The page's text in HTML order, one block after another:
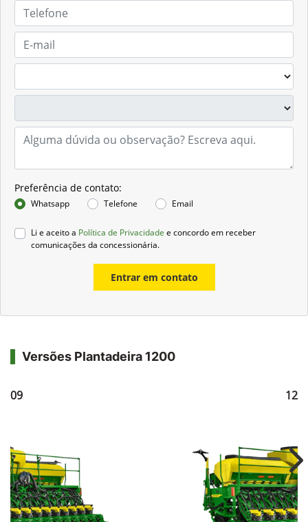
Preferência de contato:
Whatsapp Telefone Email
Li e aceito a Política de Privacidade e concordo em receber
comunicações da concessionária.
Entrar em contato
Versões Plantadeira 1200